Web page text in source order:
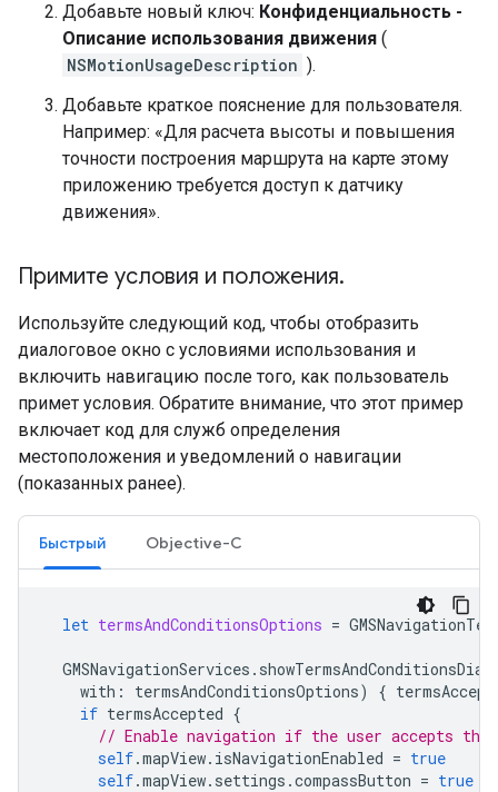
Добавьте новый ключ: Конфиденциальность -
Описание использования движения (
NSMotionUsageDescription ).
Добавьте краткое пояснение для пользователя.
Например: «Для расчета высоты и повышения
точности построения маршрута на карте этому
приложению требуется доступ к датчику
движения».
Примите условия и положения.
Используйте следующий код, чтобы отобразить
диалоговое окно с условиями использования и
включить навигацию после того, как пользователь
примет условия. Обратите внимание, что этот пример
включает код для служб определения
местоположения и уведомлений о навигации
(показанных ранее).
Быстрый Objective-C
let termsAndConditionsOptions =
GMSNavigationServices .
with : termsAndConditionsOptions) {
if termsAccepted {
// Enable navigation if the user accepts the
self.mapView. isNavigationEnabled = true
self.mapView. settings .compassButton = true